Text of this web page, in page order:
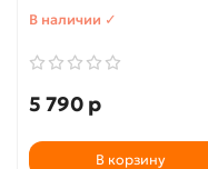
В наличии ✓
5 790 р
В корзину